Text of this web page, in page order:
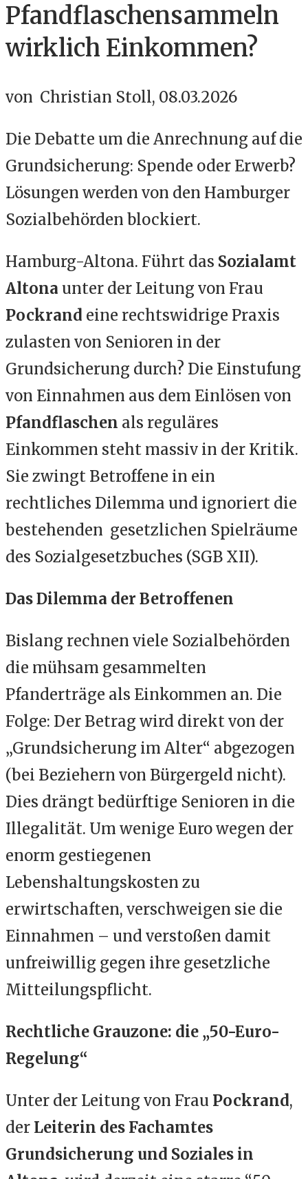
Pfandflaschensammeln
wirklich Einkommen?
von Christian Stoll, 08.03.2026
Die Debatte um die Anrechnung auf die
Grundsicherung: Spende oder Erwerb?
Lösungen werden von den Hamburger
Sozialbehörden blockiert.
Hamburg-Altona. Führt das Sozialamt
Altona unter der Leitung von Frau
Pockrand eine rechtswidrige Praxis
zulasten von Senioren in der
Grundsicherung durch? Die Einstufung
von Einnahmen aus dem Einlösen von
Pfandflaschen als reguläres
Einkommen steht massiv in der Kritik.
Sie zwingt Betroffene in ein
rechtliches Dilemma und ignoriert die
bestehenden gesetzlichen Spielräume
des Sozialgesetzbuches (SGB XII).
Das Dilemma der Betroffenen
Bislang rechnen viele Sozialbehörden
die mühsam gesammelten
Pfanderträge als Einkommen an. Die
Folge: Der Betrag wird direkt von der
„Grundsicherung im Alter“ abgezogen
(bei Beziehern von Bürgergeld nicht).
Dies drängt bedürftige Senioren in die
Illegalität. Um wenige Euro wegen der
enorm gestiegenen
Lebenshaltungskosten zu
erwirtschaften, verschweigen sie die
Einnahmen – und verstoßen damit
unfreiwillig gegen ihre gesetzliche
Mitteilungspflicht.
Rechtliche Grauzone: die „50-Euro-
Regelung“
Unter der Leitung von Frau Pockrand,
der Leiterin des Fachamtes
Grundsicherung und Soziales in